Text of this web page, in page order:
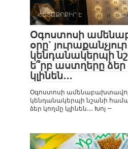
ՀԵՏԱՔՐՔԻՐ Է
Օգոստոսի
օրը` յուրաքանչյուր
կենդանակերպի
ե՞րբ աստղերը ձեր
կլինեն․․․
Օգոստոսի ամենաբախտավոր
կենդանակերպի նշանի
ձեր կողմը կլինեն․․․ Խոյ —